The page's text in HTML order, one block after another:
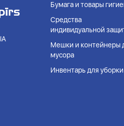
Бумага и товары
Средства
индивидуальной
Мешки и контейнеры
мусора
Инвентарь для уборки